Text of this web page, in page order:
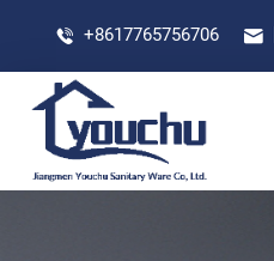
+8617765756706